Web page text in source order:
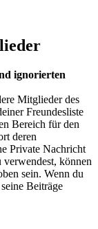
ignorierten
Mitglieder des
Freundesliste
Bereich für den
deren
Private Nachricht
können
sein. Wenn du
Beiträge